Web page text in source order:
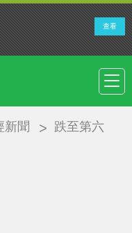
新聞 跌至第六